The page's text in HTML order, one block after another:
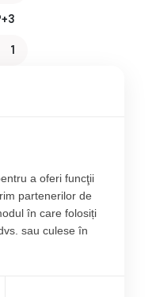
1
a oferi funcţii
partenerilor de
în care folosiți
sau culese în